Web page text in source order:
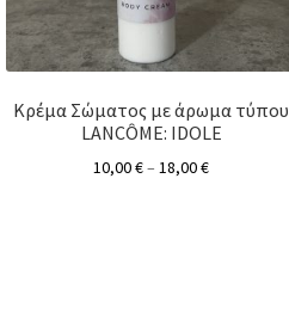
Κρέμα Σώματος με άρωμα τύπου
LANCÔME: IDOLE
10,00€– 18,00€